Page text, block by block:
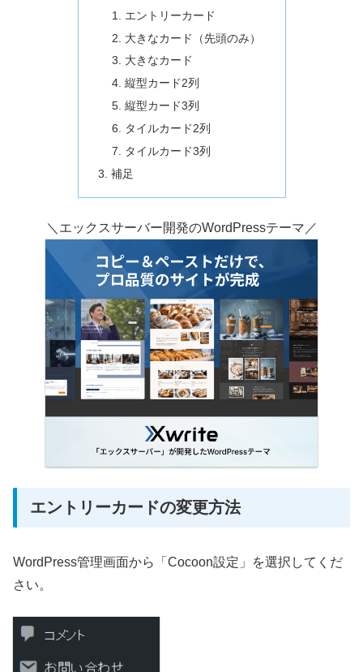
エントリーカード
大きなカード（先頭のみ）
大きなカード
縦型カード2列
縦型カード3列
タイルカード2列
タイルカード3列
補足
＼エックスサーバー開発のWordPressテーマ／
エントリーカードの変更方法
WordPress管理画面から「Cocoon設定」を選択してくだ
さい。